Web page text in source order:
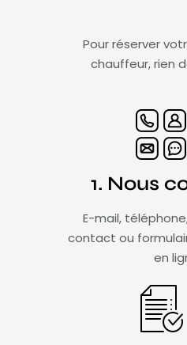
Pour réserver
chauffeur, rien
1. Nous
E-mail,
contact ou
en